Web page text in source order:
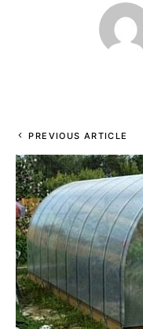
PREVIOUS ARTICLE